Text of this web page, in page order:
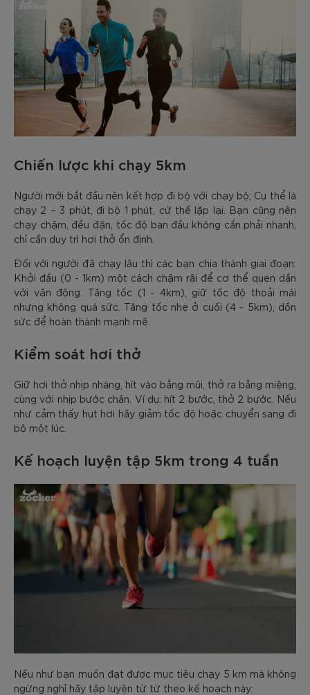
Chiến lược khi chạy 5km
Người mới bắt đầu nên kết hợp đi bộ với chạy bộ; Cụ thể là
chạy 2 – 3 phút, đi bộ 1 phút, cứ thế lặp lại. Bạn cũng nên
chạy chậm, đều đặn, tốc độ ban đầu không cần phải nhanh,
chỉ cần duy trì hơi thở ổn định.
Đối với người đã chạy lâu thì các bạn chia thành giai đoạn:
Khởi đầu (0 - 1km) một cách chậm rãi để cơ thể quen dần
với vận động. Tăng tốc (1 - 4km), giữ tốc độ thoải mái
nhưng không quá sức. Tăng tốc nhẹ ở cuối (4 - 5km), dồn
sức để hoàn thành mạnh mẽ.
Kiểm soát hơi thở
Giữ hơi thở nhịp nhàng, hít vào bằng mũi, thở ra bằng miệng,
cùng với nhịp bước chân. Ví dụ: hít 2 bước, thở 2 bước. Nếu
như cảm thấy hụt hơi hãy giảm tốc độ hoặc chuyển sang đi
bộ một lúc.
Kế hoạch luyện tập 5km trong 4 tuần
Nếu như bạn muốn đạt được mục tiêu chạy 5 km mà không
ngừng nghỉ hãy tập luyện từ từ theo kế hoạch này: